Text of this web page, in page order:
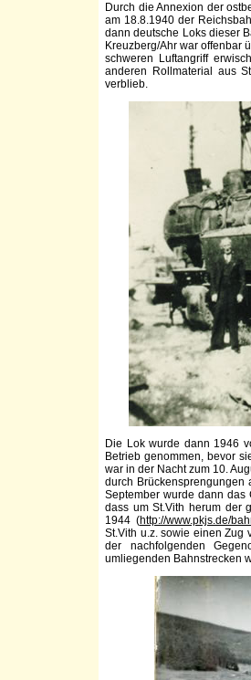
Durch die Annexion der
am 18.8.1940 der
dann deutsche Loks dieser
Kreuzberg/Ahr war offenbar
schweren Luftangriff
anderen Rollmaterial aus
verblieb.
Die Lok wurde dann 1946
Betrieb genommen, bevor
war in der Nacht zum 10.
durch
September wurde dann das
dass um St.Vith herum der
1944 (http://www.pkjs.de/
St.Vith u.z. sowie einen Zug
der nachfolgenden
umliegenden Bahnstrecken